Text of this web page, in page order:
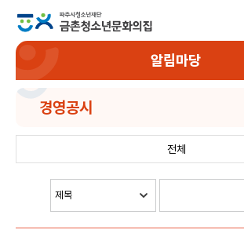
알림마당
경영공시
전체